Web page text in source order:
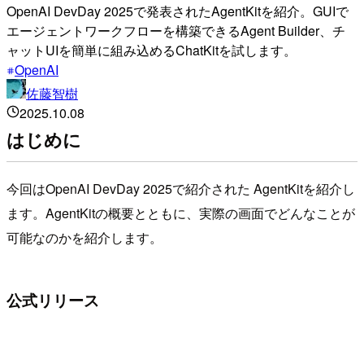
OpenAI DevDay 2025で発表されたAgentKitを紹介。GUIで
エージェントワークフローを構築できるAgent Builder、チ
ャットUIを簡単に組み込めるChatKitを試します。
OpenAI
佐藤智樹
2025.10.08
はじめに
今回はOpenAI DevDay 2025で紹介された AgentKitを紹介し
ます。AgentKitの概要とともに、実際の画面でどんなことが
可能なのかを紹介します。
公式リリース